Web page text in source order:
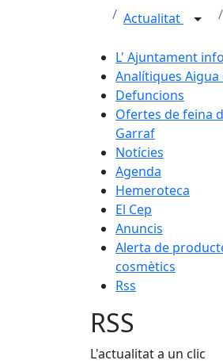
Actualitat
L' Ajuntament
Analítiques Aigua
Defuncions
Ofertes de feina
Garraf
Notícies
Agenda
Hemeroteca
El Cep
Anuncis
Alerta de
cosmètics
Rss
RSS
L'actualitat a un clic